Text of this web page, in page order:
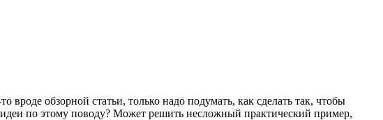
обзорной статьи, только надо подумать, как сделать так, чтобы
идеи по этому поводу? Может решить несложный практический пример,